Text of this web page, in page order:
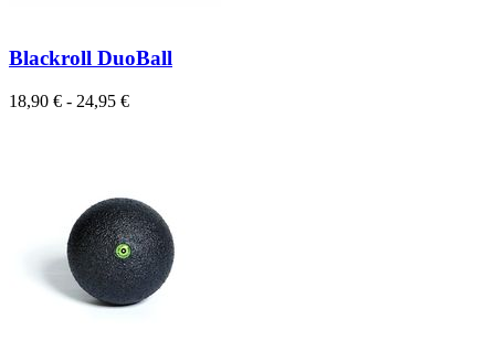
Blackroll DuoBall
18,90 € - 24,95 €